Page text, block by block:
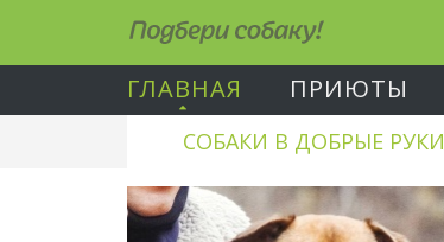
Подбери собаку!
ГЛАВНАЯ ПРИЮТЫ
СОБАКИ В ДОБРЫЕ РУКИ